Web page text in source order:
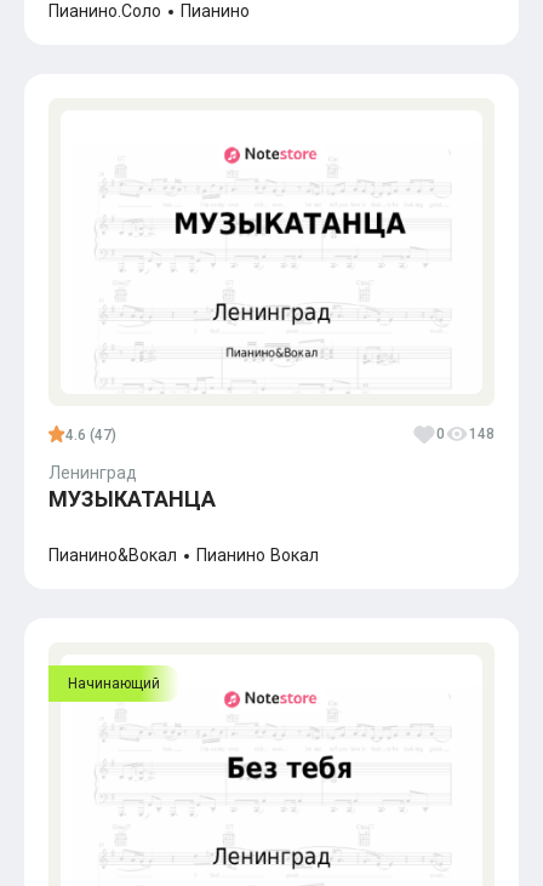
Пианино.Соло Пианино
4.6 (47) 0 148
Ленинград
МУЗЫКАТАНЦА
Пианино&Вокал Пианино Вокал
Начинающий